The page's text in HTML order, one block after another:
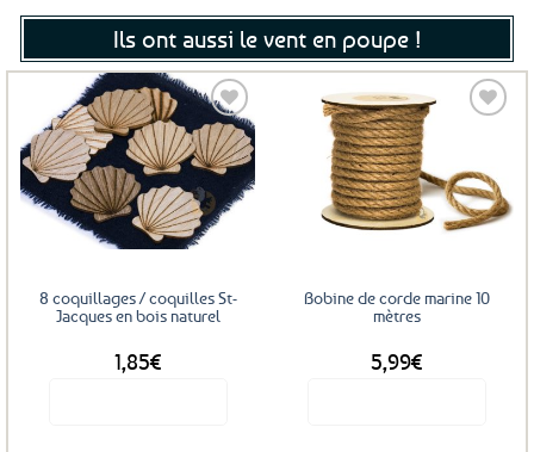
Ils ont aussi le vent en poupe !
Ajouter
favoris
8 coquillages / coquilles St-
Jacques en bois naturel
1,85€
Ajouter
aux
favoris
Bobine de corde marine 10
mètres
5,99€